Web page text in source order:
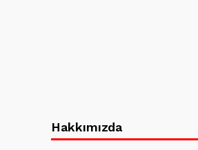
Hakkımızda